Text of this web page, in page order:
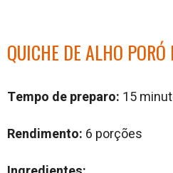
QUICHE DE ALHO
Tempo de preparo: 15
Rendimento: 6 porções